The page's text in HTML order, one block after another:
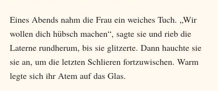
Eines Abends nahm die Frau ein weiches Tuch. „Wir
wollen dich hübsch machen“, sagte sie und rieb die
Laterne rundherum, bis sie glitzerte. Dann hauchte sie
sie an, um die letzten Schlieren fortzuwischen. Warm
legte sich ihr Atem auf das Glas.